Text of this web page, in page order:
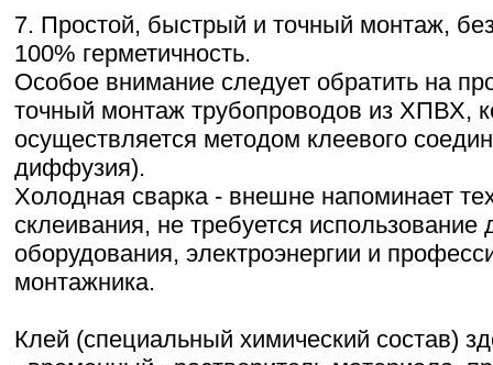
7. Простой, быстрый и точный монтаж,
100% герметичность.
Особое внимание следует обратить на
точный монтаж трубопроводов из ХПВХ,
осуществляется методом клеевого
диффузия).
Холодная сварка - внешне напоминает
склеивания, не требуется использование
оборудования, электроэнергии и
монтажника.
Клей (специальный химический состав)